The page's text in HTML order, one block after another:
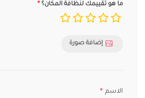
ما هو تقييمك لنظافة المكان؟
إضافة صورة
الاسم *